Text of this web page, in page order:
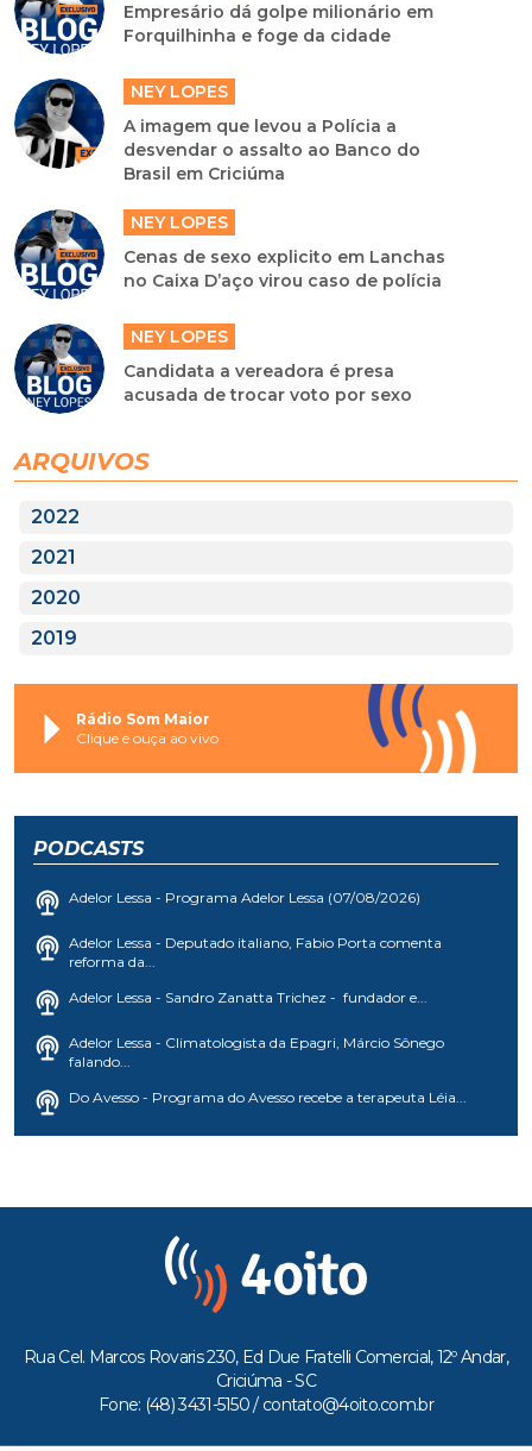
Empresário dá golpe milionário em
Forquilhinha e foge da cidade
NEY LOPES
A imagem que levou a Polícia a
desvendar o assalto ao Banco do
Brasil em Criciúma
NEY LOPES
Cenas de sexo explicito em Lanchas
no Caixa D’aço virou caso de polícia
NEY LOPES
Candidata a vereadora é presa
acusada de trocar voto por sexo
ARQUIVOS
2022
2021
2020
2019
Rádio Som Maior
Clique e ouça ao vivo
PODCASTS
Adelor Lessa - Programa Adelor Lessa (07/08/2026)
Adelor Lessa - Deputado italiano, Fabio Porta comenta
reforma da...
Adelor Lessa - Sandro Zanatta Trichez - fundador e...
Adelor Lessa - Climatologista da Epagri, Márcio Sônego
falando...
Do Avesso - Programa do Avesso recebe a terapeuta Léia...
Rua Cel. Marcos Rovaris 230, Ed Due Fratelli Comercial, 12º Andar,
Criciúma - SC
Fone: (48) 3431-5150 / contato@4oito.com.br